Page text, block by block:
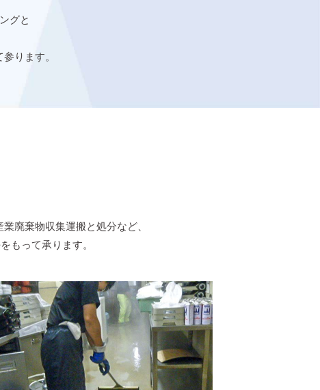
グと
ります。
廃棄物収集運搬と処分など、
もって承ります。